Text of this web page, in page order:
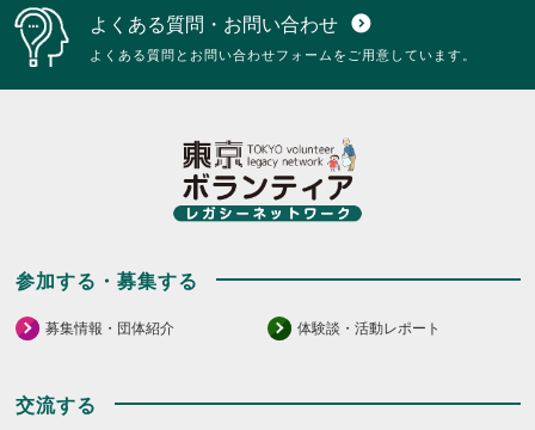
よくある質問・お問い合わせ expand_circle_down
よくある質問とお問い合わせフォームをご用意しています。
参加する・募集する
募集情報・団体紹介 体験談・活動レポート
交流する